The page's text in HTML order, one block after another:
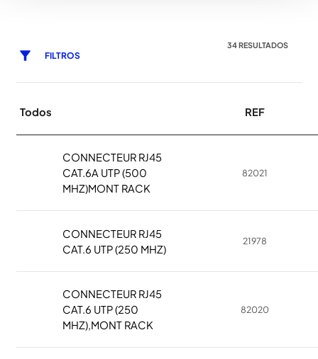
FILTROS
34 RESULTADOS
Todos REF
CONNECTEUR RJ45
CAT.6A UTP (500
MHZ)MONT RACK
82021
CONNECTEUR RJ45
CAT.6 UTP (250 MHZ)
21978
CONNECTEUR RJ45
CAT.6 UTP (250
MHZ),MONT RACK
82020